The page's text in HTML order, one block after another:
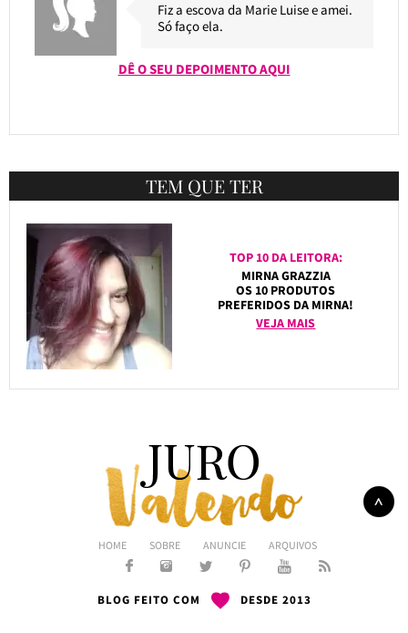
Fiz a escova da Marie Luise e amei.
Só faço ela.
DÊ O SEU DEPOIMENTO AQUI
TEM QUE TER
TOP 10 DA LEITORA:
MIRNA GRAZZIA
OS 10 PRODUTOS
PREFERIDOS DA MIRNA!
VEJA MAIS
HOME SOBRE ANUNCIE ARQUIVOS
BLOG FEITO COM DESDE 2013